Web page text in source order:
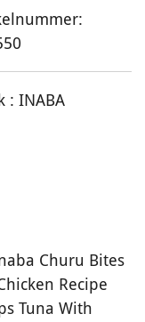
: INABA
Churu Bites
Recipe
Tuna With